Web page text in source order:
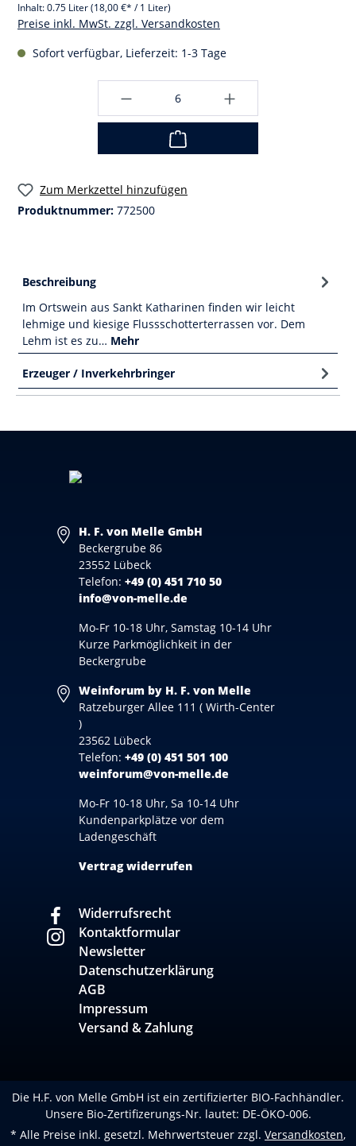
Inhalt:0.75 Liter(18,00 €* / 1 Liter)
Preise inkl. MwSt. zzgl. Versandkosten
Sofort verfügbar, Lieferzeit: 1-3 Tage
Zum Merkzettel hinzufügen
Produktnummer: 772500
Beschreibung
Im Ortswein aus Sankt Katharinen finden wir leicht
lehmige und kiesige Flussschotterterrassen vor. Dem
Lehm ist es zu… Mehr
Erzeuger / Inverkehrbringer
H. F. von Melle GmbH
Beckergrube 86
23552 Lübeck
Telefon: +49 (0) 451 710 50
info@von-melle.de
Mo-Fr 10-18 Uhr, Samstag 10-14 Uhr
Kurze Parkmöglichkeit in der
Beckergrube
Weinforum by H. F. von Melle
Ratzeburger Allee 111 ( Wirth-Center
)
23562 Lübeck
Telefon: +49 (0) 451 501 100
weinforum@von-melle.de
Mo-Fr 10-18 Uhr, Sa 10-14 Uhr
Kundenparkplätze vor dem
Ladengeschäft
Vertrag widerrufen
Widerrufsrecht
Kontaktformular
Newsletter
Datenschutzerklärung
AGB
Impressum
Versand & Zahlung
Die H.F. von Melle GmbH ist ein zertifizierter BIO-Fachhändler.
Unsere Bio-Zertifizerungs-Nr. lautet: DE-ÖKO-006.
* Alle Preise inkl. gesetzl. Mehrwertsteuer zzgl. Versandkosten,